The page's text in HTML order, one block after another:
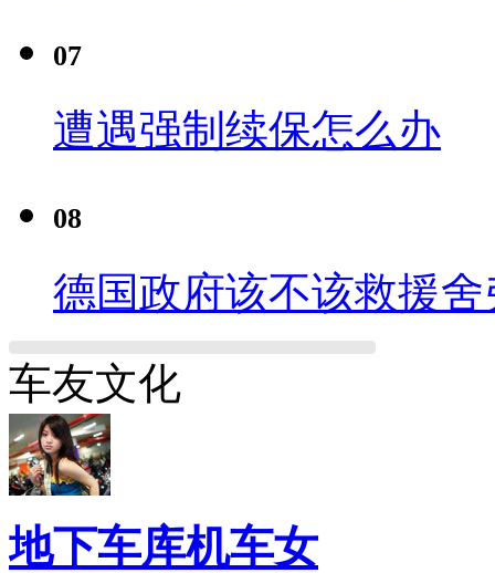
07
遭遇强制续保怎么办
08
德国政府该不该救援舍
车友文化
地下车库机车女